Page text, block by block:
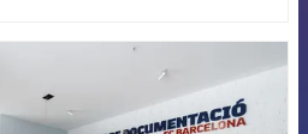
FCB Barcelona badge